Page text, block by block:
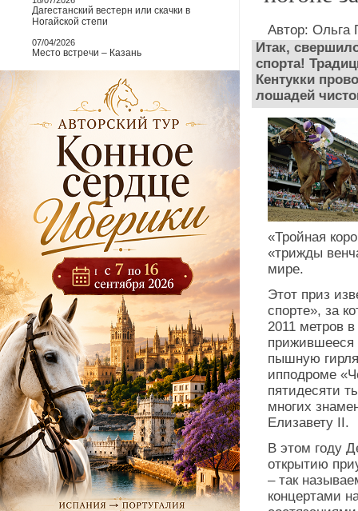
Дагестанский вестерн или скачки в
Ногайской степи
07/04/2026
Место встречи – Казань
Автор: Ольга
Итак,
спорта!
Кентукки
лошадей
«Тройная
«трижды
мире.
Этот приз
спорте», за
2011 метров
прижившееся
пышную
ипподроме
пятидесяти
многих
Елизавету II.
В этом году
открытию
– так
концертами